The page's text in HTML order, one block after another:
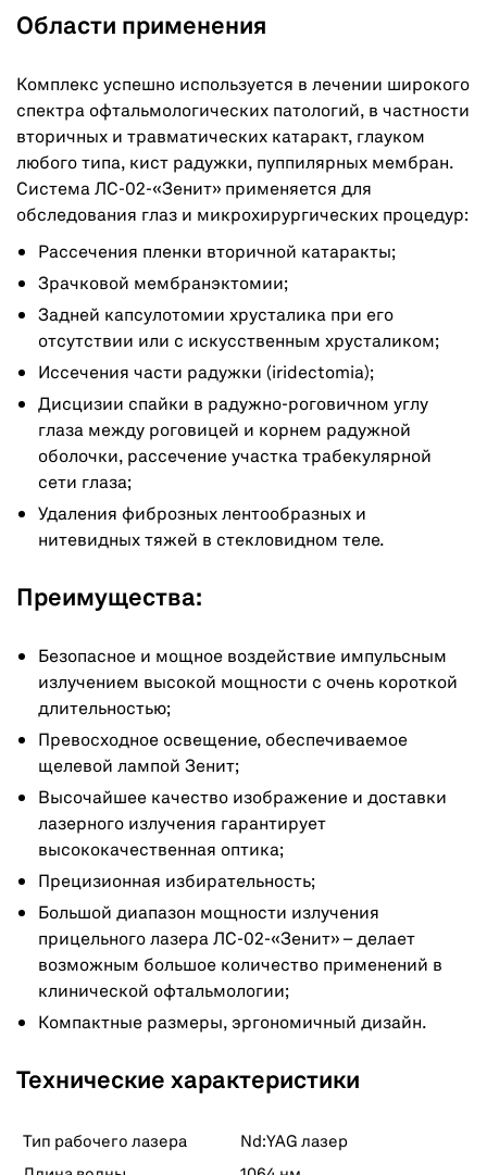
Области применения
Комплекс успешно используется в лечении широкого
спектра офтальмологических патологий, в частности
вторичных и травматических катаракт, глауком
любого типа, кист радужки, пуппилярных мембран.
Система ЛС-02-«Зенит» применяется для
обследования глаз и микрохирургических процедур:
Рассечения пленки вторичной катаракты;
Зрачковой мембранэктомии;
Задней капсулотомии хрусталика при его
отсутствии или с искусственным хрусталиком;
Иссечения части радужки (iridectomia);
Дисцизии спайки в радужно-роговичном углу
глаза между роговицей и корнем радужной
оболочки, рассечение участка трабекулярной
сети глаза;
Удаления фиброзных лентообразных и
нитевидных тяжей в стекловидном теле.
Преимущества:
Безопасное и мощное воздействие импульсным
излучением высокой мощности с очень короткой
длительностью;
Превосходное освещение, обеспечиваемое
щелевой лампой Зенит;
Высочайшее качество изображение и доставки
лазерного излучения гарантирует
высококачественная оптика;
Прецизионная избирательность;
Большой диапазон мощности излучения
прицельного лазера ЛС-02-«Зенит» – делает
возможным большое количество применений в
клинической офтальмологии;
Компактные размеры, эргономичный дизайн.
Технические характеристики
Тип рабочего лазера
Nd:YAG лазер